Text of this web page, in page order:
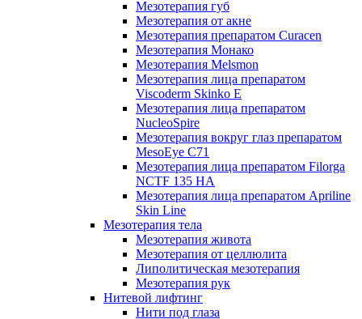
Мезотерапия губ
Мезотерапия от акне
Мезотерапия препаратом Curacen
Мезотерапия Монако
Мезотерапия Melsmon
Мезотерапия лица препаратом
Viscoderm Skinko E
Мезотерапия лица препаратом
NucleoSpire
Мезотерапия вокруг глаз препаратом
MesoEye С71
Мезотерапия лица препаратом Filorga
NCTF 135 HA
Мезотерапия лица препаратом Apriline
Skin Line
Мезотерапия тела
Мезотерапия живота
Мезотерапия от целлюлита
Липолитическая мезотерапия
Мезотерапия рук
Нитевой лифтинг
Нити под глаза